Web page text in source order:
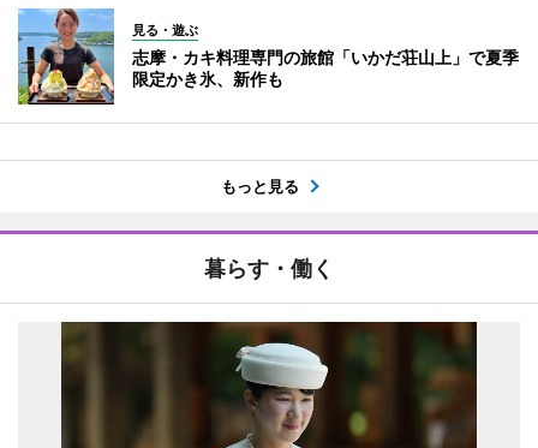
見る・遊ぶ
志摩・カキ料理専門の旅館「いかだ荘山上」で夏季
限定かき氷、新作も
もっと見る
暮らす・働く